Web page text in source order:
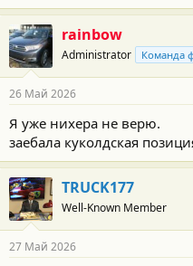
rainbow
Administrator Команда
26 Май 2026
Я уже нихера не верю.
заебала куколдская
TRUCK177
Well-Known Member
27 Май 2026